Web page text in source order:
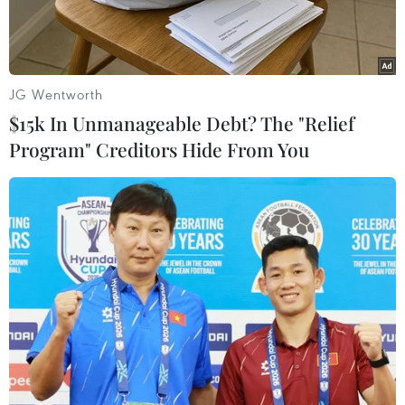
Top 10 Thương hiệu sữa có tính bền vững cao nhất toàn cầu.
(Nguồn: Brand Finance)
Theo báo cáo Thực phẩm và Đồ uống Toàn cầu
năm 2023 do Brand Finance công bố mới đây,
Vinamilk là đại diện duy nhất của Đông Nam Á
lọt Top 5 Thương hiệu sữa có tính bền vững cao
nhất toàn cầu (theo chỉ số Giá trị nhận thức về
JG Wentworth
$15k In Unmanageable Debt? The "Relief
Program" Creditors Hide From You